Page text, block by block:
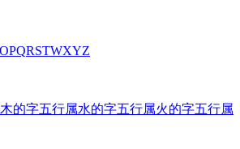
OPQRSTWXYZ
的字五行属水的字五行属火的字五行属